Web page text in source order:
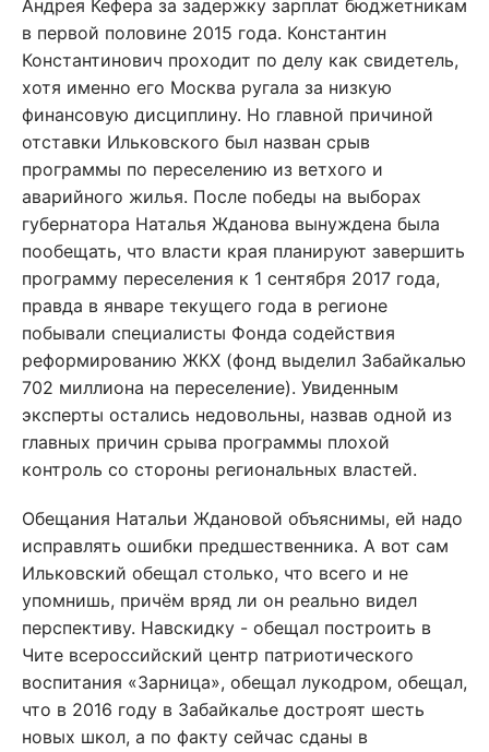
Андрея Кефера за задержку зарплат бюджетникам
в первой половине 2015 года. Константин
Константинович проходит по делу как свидетель,
хотя именно его Москва ругала за низкую
финансовую дисциплину. Но главной причиной
отставки Ильковского был назван срыв
программы по переселению из ветхого и
аварийного жилья. После победы на выборах
губернатора Наталья Жданова вынуждена была
пообещать, что власти края планируют завершить
программу переселения к 1 сентября 2017 года,
правда в январе текущего года в регионе
побывали специалисты Фонда содействия
реформированию ЖКХ (фонд выделил Забайкалью
702 миллиона на переселение). Увиденным
эксперты остались недовольны, назвав одной из
главных причин срыва программы плохой
контроль со стороны региональных властей.
Обещания Натальи Ждановой объяснимы, ей надо
исправлять ошибки предшественника. А вот сам
Ильковский обещал столько, что всего и не
упомнишь, причём вряд ли он реально видел
перспективу. Навскидку - обещал построить в
Чите всероссийский центр патриотического
воспитания «Зарница», обещал лукодром, обещал,
что в 2016 году в Забайкалье достроят шесть
новых школ, а по факту сейчас сданы в